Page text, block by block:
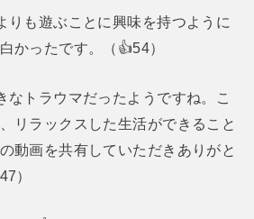
りも遊ぶことに興味を持つように
かったです。（👍54）
なトラウマだったようですね。こ
リラックスした生活ができること
動画を共有していただきありがと
）